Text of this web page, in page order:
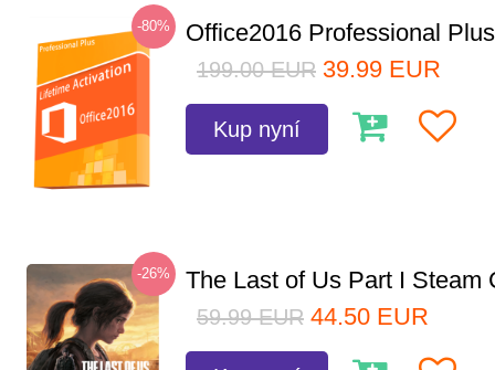
-80% Office2016 Professional
199.00 EUR 39.99 EUR
Kup nyní
-26% The Last of Us Part I Steam
59.99 EUR 44.50 EUR